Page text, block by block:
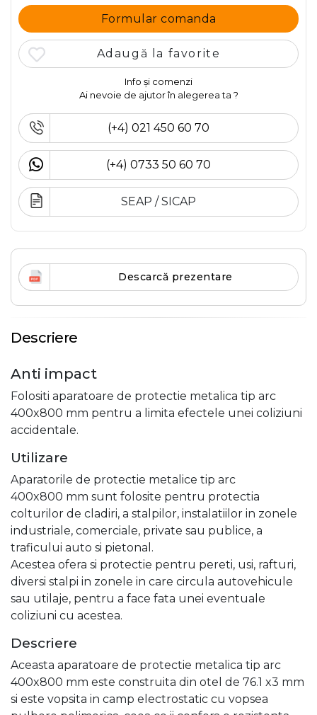
Formular comanda
Adaugă la favorite
Info și comenzi
Ai nevoie de ajutor în alegerea ta ?
(+4) 021 450 60 70
(+4) 0733 50 60 70
SEAP / SICAP
Descarcă prezentare
Descriere
Anti impact
Folositi aparatoare de protectie metalica tip arc
400x800 mm pentru a limita efectele unei coliziuni
accidentale.
Utilizare
Aparatorile de protectie metalice tip arc
400x800 mm sunt folosite pentru protectia
colturilor de cladiri, a stalpilor, instalatiilor in zonele
industriale, comerciale, private sau publice, a
traficului auto si pietonal.
Acestea ofera si protectie pentru pereti, usi, rafturi,
diversi stalpi in zonele in care circula autovehicule
sau utilaje, pentru a face fata unei eventuale
coliziuni cu acestea.
Descriere
Aceasta aparatoare de protectie metalica tip arc
400x800 mm este construita din otel de 76.1 x3 mm
si este vopsita in camp electrostatic cu vopsea